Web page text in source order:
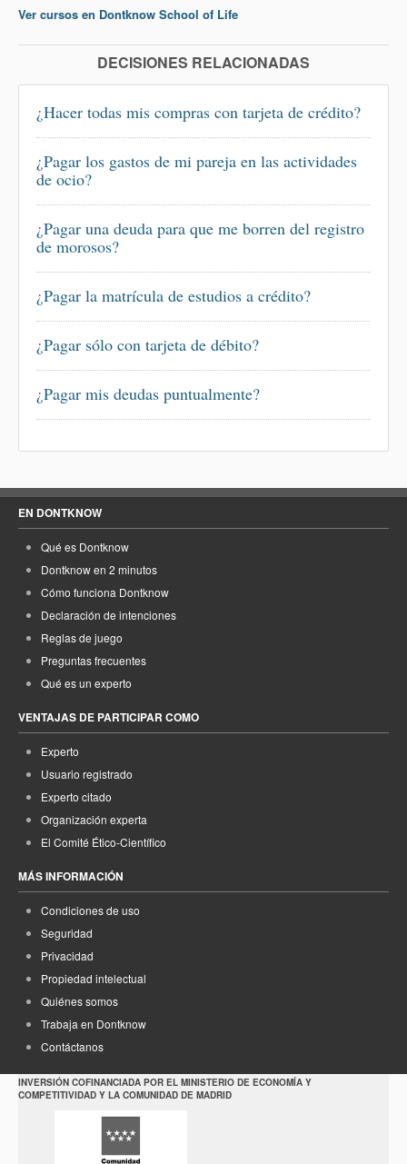
Ver cursos en Dontknow School of Life
DECISIONES RELACIONADAS
¿Hacer todas mis compras con tarjeta de crédito?
¿Pagar los gastos de mi pareja en las actividades
de ocio?
¿Pagar una deuda para que me borren del registro
de morosos?
¿Pagar la matrícula de estudios a crédito?
¿Pagar sólo con tarjeta de débito?
¿Pagar mis deudas puntualmente?
EN DONTKNOW
Qué es Dontknow
Dontknow en 2 minutos
Cómo funciona Dontknow
Declaración de intenciones
Reglas de juego
Preguntas frecuentes
Qué es un experto
VENTAJAS DE PARTICIPAR COMO
Experto
Usuario registrado
Experto citado
Organización experta
El Comité Ético-Científico
MÁS INFORMACIÓN
Condiciones de uso
Seguridad
Privacidad
Propiedad intelectual
Quiénes somos
Trabaja en Dontknow
Contáctanos
INVERSIÓN COFINANCIADA POR EL MINISTERIO DE ECONOMÍA Y
COMPETITIVIDAD Y LA COMUNIDAD DE MADRID